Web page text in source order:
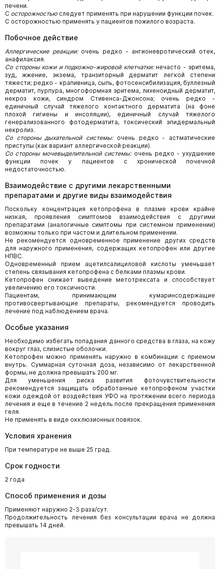
печени.
С осторожностью следует применять при нарушении функции почек.
С осторожностью применять у пациентов пожилого возраста.
Побочное действие
Аллергические реакции:очень редко - ангионевротический отек,
анафилаксия.
Со стороны кожи и подкожно-жировой клетчатки:нечасто - эритема,
зуд, жжение, экзема, транзиторный дерматит легкой степени
тяжести; редко - крапивница, сыпь, фотосенсибилизация, буллезный
дерматит, пурпура, многоформная эритема, лихеноидный дерматит,
некроз кожи, синдром Стивенса-Джонсона; очень редко -
единичный случай тяжелого контактного дерматита (на фоне
плохой гигиены и инсоляции), единичный случай тяжелого
генерализованного фотодерматита, токсический эпидермальный
некролиз.
Со стороны дыхательной системы:очень редко - астматические
приступы (как вариант аллергической реакции).
Со стороны мочевыделительной системы:очень редко - ухудшение
функции почек у пациентов с хронической почечной
недостаточностью.
Взаимодействие с другими лекарственными
препаратами и другие виды взаимодействия
Поскольку концентрация кетопрофена в плазме крови крайне
низкая, проявления симптомов взаимодействия с другими
препаратами (аналогичные симптомы при системном применении)
возможны только при частом и длительном применении.
Не рекомендуется одновременное применение других средств
для наружного применения, содержащих кетопрофен или другие
НПВС.
Одновременный прием ацетилсалициловой кислоты уменьшает
степень связывания кетопрофена с белками плазмы крови.
Кетопрофен снижает выведение метотрексата и способствует
увеличению его токсичности.
Пациентам, принимающим кумаринсодержащие
противосвертывающие препараты, рекомендуется проводить
лечение под наблюдением врача.
Особые указания
Необходимо избегать попадания данного средства в глаза, на кожу
вокруг глаз, слизистые оболочки.
Кетопрофен можно применять наружно в комбинации с приемом
внутрь. Суммарная суточная доза, независимо от лекарственной
формы, не должна превышать 200 мг.
Для уменьшения риска развития фоточувствительности
рекомендуется защищать обработанные кетопрофеном участки
кожи одеждой от воздействия УФО на протяжении всего периода
лечения и еще в течение 2 недель после прекращения применения
геля.
Не применять в виде окклюзионных повязок.
Условия хранения
При температуре не выше 25 град.
Срок годности
2 года
Способ применения и дозы
Применяют наружно 2-3 раза/сут.
Продолжительность лечения без консультации врача не должна
превышать 14 дней.